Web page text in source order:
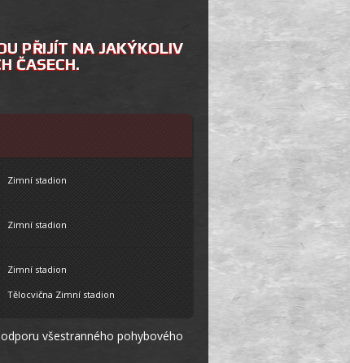
PŘIJÍT NA JAKÝKOLIV
ČASECH.
Zimní stadion
Zimní stadion
Zimní stadion
Tělocvična Zimní stadion
všestranného pohybového